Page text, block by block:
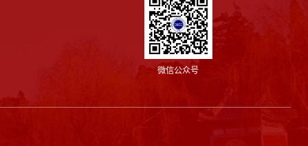
微信公众号